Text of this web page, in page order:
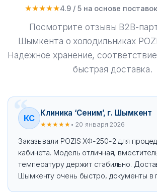
★★★★★4.9 / 5 на основе
Посмотрите отзывы B2B-
Шымкента о холодильниках
Надежное хранение,
быстрая доставка.
КС
Клиника ‘Сеним’, г. Шымкент
★★★★★ • 20 января 2026
Заказывали POZIS ХФ-250-2 для
кабинета. Модель отличная,
температуру держит стабильно.
Шымкенту очень быстро, документы в